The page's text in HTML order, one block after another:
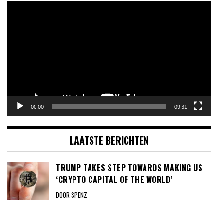
00:00 09:31
LAATSTE BERICHTEN
TRUMP TAKES STEP TOWARDS MAKING US
‘CRYPTO CAPITAL OF THE WORLD’
DOOR SPENZ